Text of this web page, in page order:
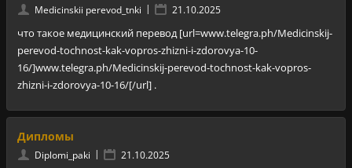
Medicinskii perevod_tnki | 21.10.2025
что такое медицинский перевод [url=www.telegra.ph/Medicinskij-
perevod-tochnost-kak-vopros-zhizni-i-zdorovya-10-
16/]www.telegra.ph/Medicinskij-perevod-tochnost-kak-vopros-
zhizni-i-zdorovya-10-16/[/url] .
Дипломы
Diplomi_paki | 21.10.2025